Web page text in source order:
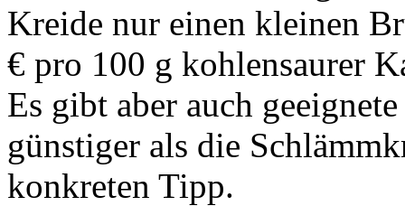
Kreide nur einen kleinen
€ pro 100 g kohlensaurer
Es gibt aber auch
günstiger als die
konkreten Tipp.